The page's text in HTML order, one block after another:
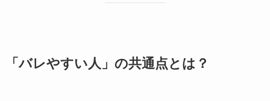
「バレやすい人」の共通点とは？